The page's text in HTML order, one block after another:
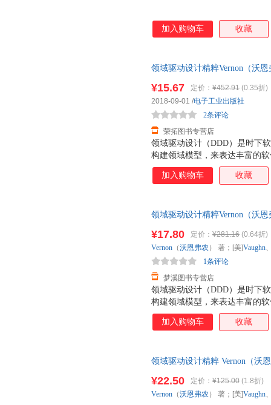
加入购物车 收藏
领域驱动设计精粹Vernon（沃
发票！
领域驱动设计（DDD）是时下
构建领域模型，来表达丰富的
需要的软件。然而在实践过程
要工具的理解不同，常常会造
域驱动设计精粹》的作者
计精粹》的内容包括：DDD对
战术层面进行设计，以及相关
深入地掌握领域驱动设计的精
¥15.67 定价： ¥452.91 (0.35折)
荣拓图书专营店
2条评论
2018-09-01 /电子工业出版社
加入购物车 收藏
领域驱动设计精粹Vernon（沃
发票！
领域驱动设计（DDD）是时下
构建领域模型，来表达丰富的
需要的软件。然而在实践过程
要工具的理解不同，常常会造
域驱动设计精粹》的作者
计精粹》的内容包括：DDD对
战术层面进行设计，以及相关
¥17.80 定价： ¥281.16 (0.64折)
梦溪图书专营店
1条评论
Vernon （沃恩弗农 ） 著；[美]Vaughn
加入购物车 收藏
领域驱动设计精粹 Vernon（沃
¥22.50 定价： ¥125.00 (1.8折)
Vernon （沃恩弗农 ） 著；[美]Vaughn